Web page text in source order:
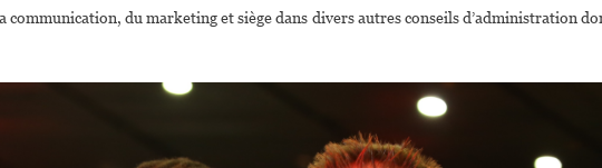
communication, du marketing et siège dans divers autres conseils d’administration